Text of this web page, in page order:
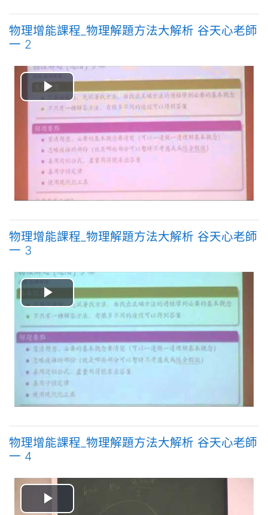
物理增能課程_物理解題方法大解析 谷天心老師
一 2
播
放
视
频
物理增能課程_物理解題方法大解析 谷天心老師
一 3
播
放
视
频
物理增能課程_物理解題方法大解析 谷天心老師
一 4